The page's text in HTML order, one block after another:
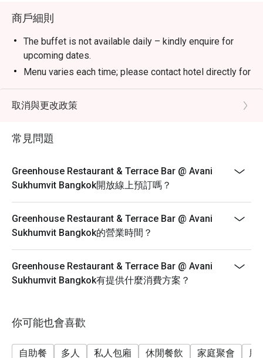
商戶細則
The buffet is not available daily – kindly enquire for
upcoming dates.
Menu varies each time; please contact hotel directly for
the latest menu details.
All prices are in Thai baht, subject to 10% service and
Breakfast Buffet Price: THB 400++/ person
Breakfast line stations are as below; the menu will be
in rotation for each station.
• Thai and Asian specialties
• Egg station
• Cheeses and cold cuts
• Soup of the day
• Cereals and dairy
• Vegetarian and Halal corner
取消與更改政策
常見問題
Greenhouse Restaurant & Terrace Bar @ Avani
Sukhumvit Bangkok開放線上預訂嗎？
Greenhouse Restaurant & Terrace Bar @ Avani
Sukhumvit Bangkok的營業時間？
Greenhouse Restaurant & Terrace Bar @ Avani
Sukhumvit Bangkok有提供什麼消費方案？
你可能也會喜歡
自助餐 多人 私人包廂 休閒餐飲 家庭聚會 朋